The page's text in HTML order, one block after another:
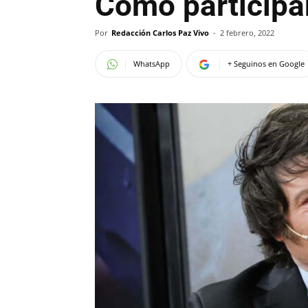
Por Redacción Carlos Paz Vivo - 2 febrero, 2022
WhatsApp + Seguinos en Google